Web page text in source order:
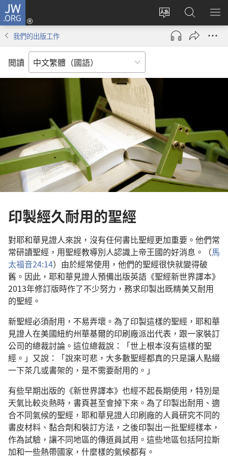
JW.ORG
更
改
網
言
登
入
（開
窗）
搜
尋
JW.ORG
顯
我們的出版工作
閲讀
印製經久耐用的聖經
對耶和華見證人來說，沒有任何書比聖經更加重要。他們常
常研讀聖經，用聖經教導別人認識上帝王國的好消息。（馬
太福音24:14）由於經常使用，他們的聖經很快就變得破
舊。因此，耶和華見證人預備出版英語《聖經新世界譯本》
2013年修訂版時作了不少努力，務求印製出既精美又耐用
的聖經。
新聖經必須耐用，不易弄壞。為了印製這樣的聖經，耶和華
見證人在美國紐約州華基爾的印刷廠派出代表，跟一家裝訂
公司的總裁討論。這位總裁說：「世上根本沒有這樣的聖
經。」又說：「說來可悲，大多數聖經都真的只是讓人點綴
一下茶几或書架的，是不需要耐用的。」
有些早期出版的《新世界譯本》也經不起長期使用，特別是
天氣比較炎熱時，書頁甚至會掉下來。為了印製出耐用、適
合不同氣候的聖經，耶和華見證人印刷廠的人員研究不同的
書皮材料、黏合劑和裝訂方法，之後印製出一批聖經樣本，
作為試驗，讓不同地區的傳道員試用。這些地區包括阿拉斯
加和一些熱帶國家，什麼樣的氣候都有。